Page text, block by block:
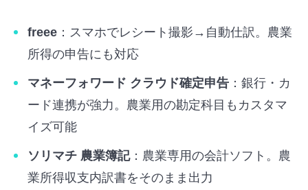
freee ：スマホでレシート撮影→自動仕訳。農業
所得の申告にも対応
マネーフォワード クラウド確定申告 ：銀行・カ
ード連携が強力。農業用の勘定科目もカスタマ
イズ可能
ソリマチ 農業簿記：農業専用の会計ソフト。農
業所得収支内訳書をそのまま出力